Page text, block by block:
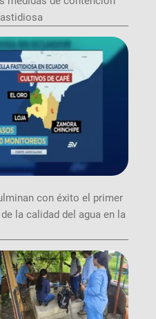
con éxito el primer
la calidad del agua en la